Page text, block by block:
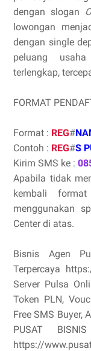
dengan slogan
lowongan
dengan single
peluang
terlengkap,
FORMAT
Format : REG#
Contoh : REG#S
Kirim SMS ke :
Apabila tidak
kembali
menggunakan
Center di atas.
Bisnis Agen
Terpercaya
Server Pulsa
Token PLN,
Free SMS Buyer,
PUSAT
https://